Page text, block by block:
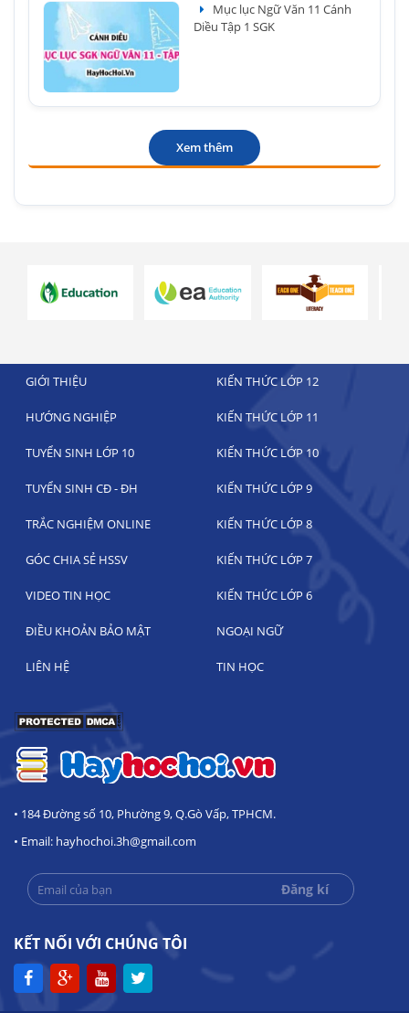
Mục lục Ngữ Văn 11 Cánh
Diều Tập 1 SGK
Xem thêm
GIỚI THIỆU KIẾN THỨC LỚP 12
HƯỚNG NGHIỆP KIẾN THỨC LỚP 11
TUYỂN SINH LỚP 10 KIẾN THỨC LỚP 10
TUYỂN SINH CĐ - ĐH KIẾN THỨC LỚP 9
TRẮC NGHIỆM ONLINE KIẾN THỨC LỚP 8
GÓC CHIA SẺ HSSV KIẾN THỨC LỚP 7
VIDEO TIN HỌC KIẾN THỨC LỚP 6
ĐIỀU KHOẢN BẢO MẬT NGOẠI NGỮ
LIÊN HỆ TIN HỌC
• 184 Đường số 10, Phường 9, Q.Gò Vấp, TPHCM.
• Email: hayhochoi.3h@gmail.com
KẾT NỐI VỚI CHÚNG TÔI